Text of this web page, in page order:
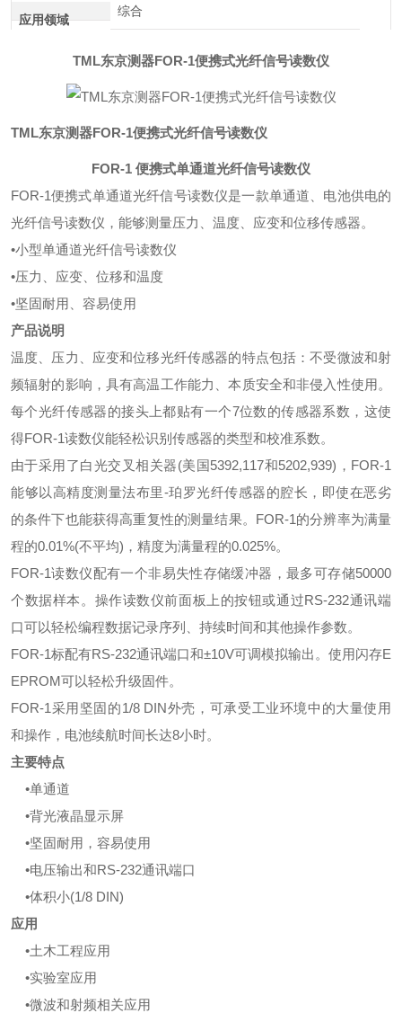
应用领域
综合
TML东京测器FOR-1便携式光纤信号读数仪
TML东京测器FOR-1便携式光纤信号读数仪
FOR-1 便携式单通道光纤信号读数仪
FOR-1便携式单通道光纤信号读数仪是一款单通道、电池供电的
光纤信号读数仪，能够测量压力、温度、应变和位移传感器。
•小型单通道光纤信号读数仪
•压力、应变、位移和温度
•坚固耐用、容易使用
产品说明
温度、压力、应变和位移光纤传感器的特点包括：不受微波和射
频辐射的影响，具有高温工作能力、本质安全和非侵入性使用。
每个光纤传感器的接头上都贴有一个7位数的传感器系数，这使
得FOR-1读数仪能轻松识别传感器的类型和校准系数。
由于采用了白光交叉相关器(美国5392,117和5202,939)，FOR-1
能够以高精度测量法布里-珀罗光纤传感器的腔长，即使在恶劣
的条件下也能获得高重复性的测量结果。FOR-1的分辨率为满量
程的0.01%(不平均)，精度为满量程的0.025%。
FOR-1读数仪配有一个非易失性存储缓冲器，最多可存储50000
个数据样本。操作读数仪前面板上的按钮或通过RS-232通讯端
口可以轻松编程数据记录序列、持续时间和其他操作参数。
FOR-1标配有RS-232通讯端口和±10V可调模拟输出。使用闪存E
EPROM可以轻松升级固件。
FOR-1采用坚固的1/8 DIN外壳，可承受工业环境中的大量使用
和操作，电池续航时间长达8小时。
主要特点
•单通道
•背光液晶显示屏
•坚固耐用，容易使用
•电压输出和RS-232通讯端口
•体积小(1/8 DIN)
应用
•土木工程应用
•实验室应用
•微波和射频相关应用